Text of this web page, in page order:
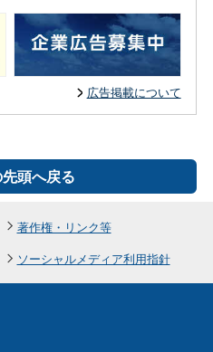
広告掲載について
頭へ戻る
著作権・リンク等
ソーシャルメディア利用指針